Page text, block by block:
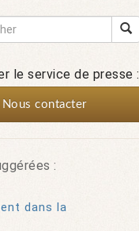
le service de presse :
Nous contacter
:
dans la